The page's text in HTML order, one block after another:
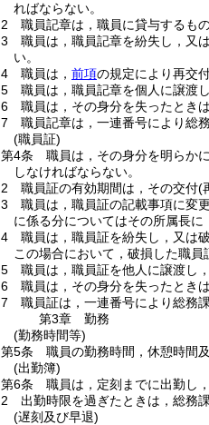
ればならない。
2
職員記章は，職員に貸与するもの
3
職員は，職員記章を紛失し，又
い。
4
職員は， 前項の規定により再交
5
職員は，職員記章を個人に譲渡
6
職員は，その身分を失ったとき
7
職員記章は，一連番号により総
(職員証)
第4条
職員は，その身分を明らか
しなければならない。
2
職員証の有効期間は，その交付(
3
職員は，職員証の記載事項に変
に係る分についてはその所属長に
4
職員は，職員証を紛失し，又は
この場合において，破損した職員
5
職員は，職員証を他人に譲渡し
6
職員は，その身分を失ったとき
7
職員証は，一連番号により総務
第3章
勤務
(勤務時間等)
第5条
職員の勤務時間，休憩時間
(出勤簿)
第6条
職員は，定刻までに出勤し
2
出勤時限を過ぎたときは，総務
(遅刻及び早退)